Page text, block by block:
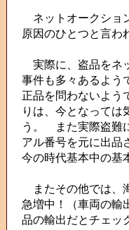
ネットオークショ
原因のひとつと言わ
実際に、盗品をネ
事件も多々あるよう
正品を問わないよう
りは、今となっては
う。 また実際盗難
アル番号を元に出品
今の時代基本中の基
またその他では、
急増中！（車両の輸
品の輸出だとチェッ